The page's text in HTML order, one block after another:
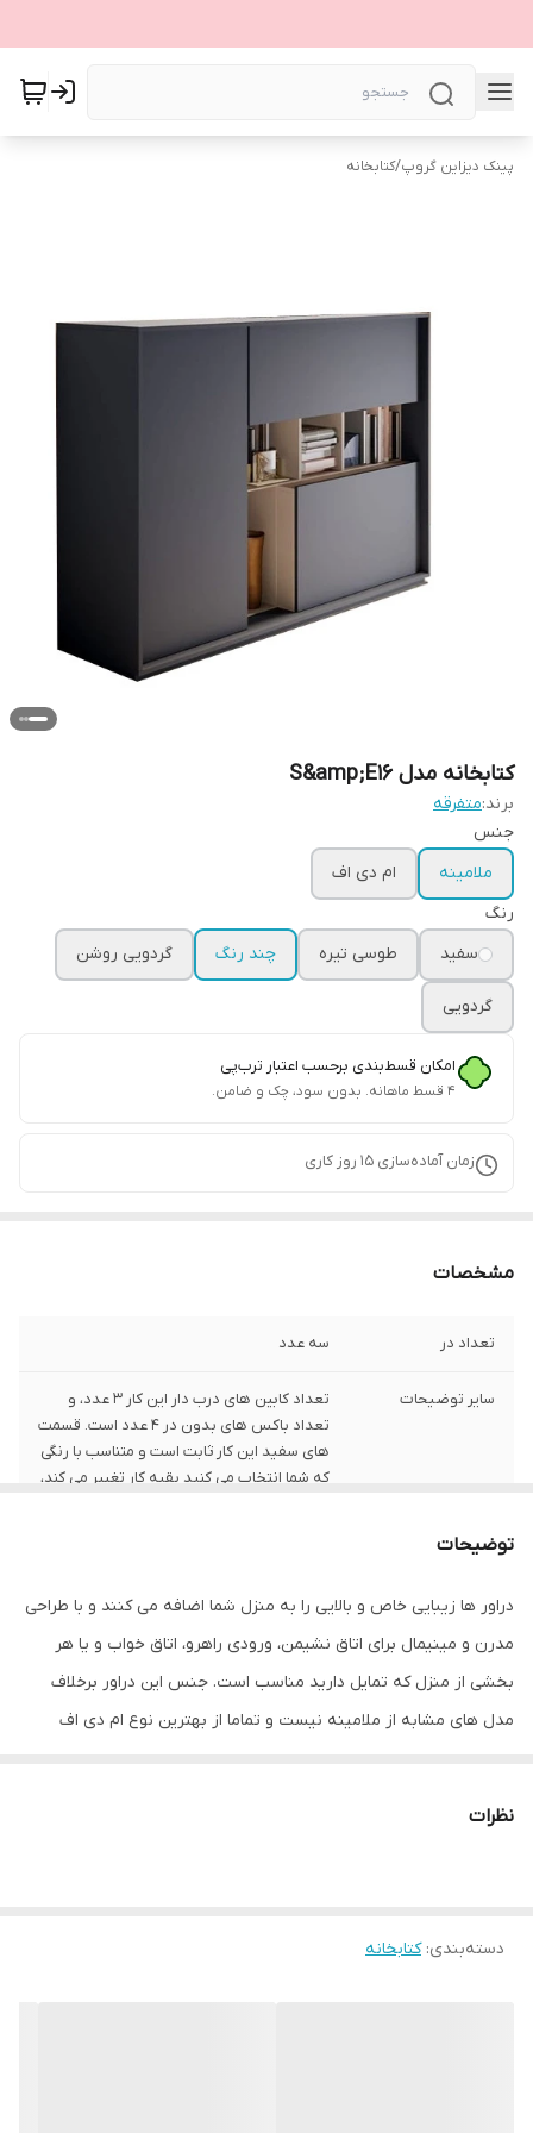
پینک دیزاین گروپ/کتابخانه
کتابخانه مدل S&amp;E16
برند:متفرقه
جنس
ملامینه
ام دی اف
رنگ
سفید
طوسی تیره چند رنگ گردویی روشن
گردویی
امکان قسط‌بندی برحسب اعتبار ترب‌پی
۴ قسط ماهانه. بدون سود، چک و ضامن.
زمان آماده‌سازی 15 روز کاری
مشخصات
تعداد در سه عدد
سایر توضیحات
تعداد کابین های درب دار این کار ۳ عدد، و
تعداد باکس های بدون در ۴ عدد است. قسمت
های سفید این کار ثابت است و متناسب با رنگی
که شما انتخاب می کنید بقیه کار تغییر می کند،
ابعاد
توضیحات
دراور ها زیبایی خاص و بالایی را به منزل شما اضافه می کنند و با طراحی
مدرن و مینیمال برای اتاق نشیمن، ورودی راهرو، اتاق خواب و یا هر
بخشی از منزل که تمایل دارید مناسب است. جنس این دراور برخلاف
مدل های مشابه از ملامینه نیست و تماما از بهترین نوع ام دی اف
نظرات
دسته‌بندی:کتابخانه